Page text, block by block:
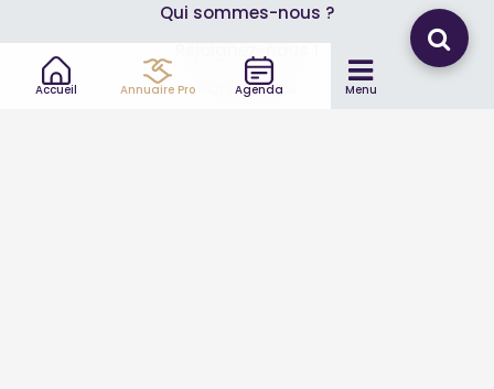
Accueil Annuaire Pro Agenda Menu
Qui sommes-nous ?
Rejoignez-nous !
Partenaires